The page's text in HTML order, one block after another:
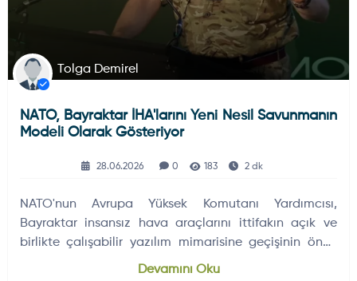
Tolga Demirel
NATO, Bayraktar İHA'larını Yeni Nesil Savunmanın
Modeli Olarak Gösteriyor
28.06.2026 0 183 2 dk
NATO'nun Avrupa Yüksek Komutanı Yardımcısı,
Bayraktar insansız hava araçlarını ittifakın açık ve
birlikte çalışabilir yazılım mimarisine geçişinin öncü
Devamını Oku